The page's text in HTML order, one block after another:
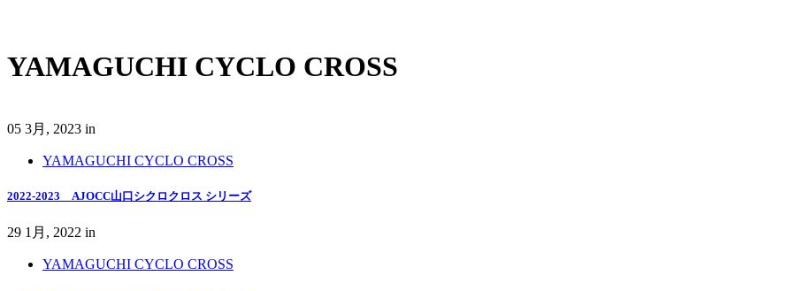
YAMAGUCHI CYCLO CROSS
05 3月, 2023 in
YAMAGUCHI CYCLO CROSS
2022-2023 AJOCC山口シクロクロス シリーズ
29 1月, 2022 in
YAMAGUCHI CYCLO CROSS